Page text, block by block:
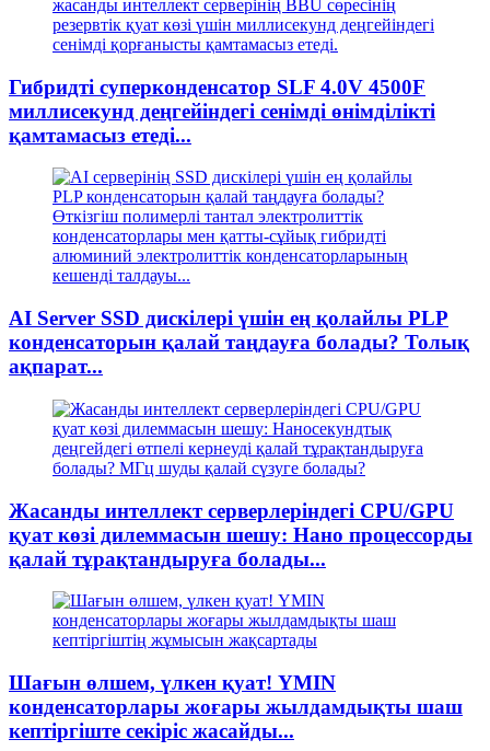
Гибридті суперконденсатор SLF 4.0V 4500F
миллисекунд деңгейіндегі сенімді өнімділікті
қамтамасыз етеді...
AI Server SSD дискілері үшін ең қолайлы PLP
конденсаторын қалай таңдауға болады? Толық
ақпарат...
Жасанды интеллект серверлеріндегі CPU/GPU
қуат көзі дилеммасын шешу: Нано процессорды
қалай тұрақтандыруға болады...
Шағын өлшем, үлкен қуат! YMIN
конденсаторлары жоғары жылдамдықты шаш
кептіргіште секіріс жасайды...